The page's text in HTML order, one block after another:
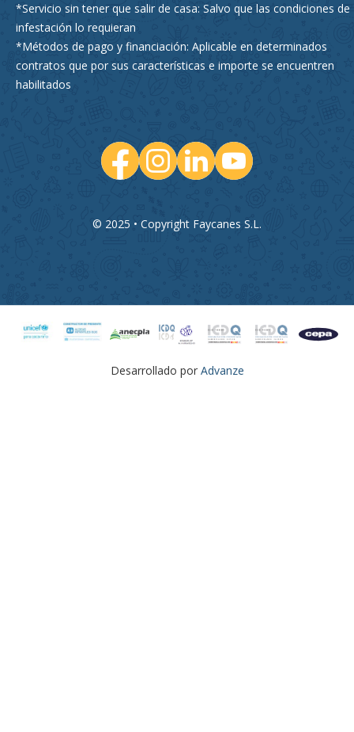
*Servicio sin tener que salir de casa: Salvo que las condiciones de
infestación lo requieran
*Métodos de pago y financiación: Aplicable en determinados
contratos que por sus características e importe se encuentren
habilitados
© 2025 • Copyright Faycanes S.L.
Desarrollado por Advanze